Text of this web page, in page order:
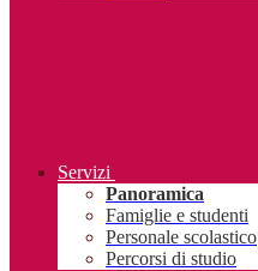
Servizi
Panoramica
Famiglie e studenti
Personale scolastico
Percorsi di studio